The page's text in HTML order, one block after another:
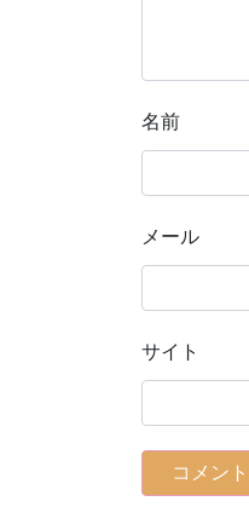
名前
メール
サイト